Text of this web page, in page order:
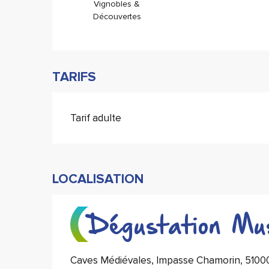
Vignobles &
Découvertes
TARIFS
Tarif adulte
LOCALISATION
Dégustation
Caves Médiévales, Impasse Chamorin,